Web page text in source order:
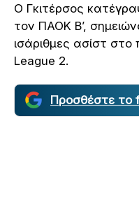
Ο Γκιτέρσος
τον ΠΑΟΚ Β’,
ισάριθμες ασίστ
League 2.
Προσθέστε το